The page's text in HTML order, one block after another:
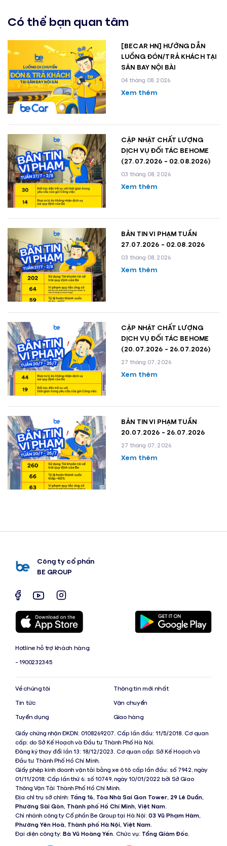
Có thể bạn quan tâm
[BECAR HN] HƯỚNG DẪN
LUỒNG ĐÓN/TRẢ KHÁCH TẠI
SÂN BAY NỘI BÀI
04 tháng 08, 2026
Xem thêm
CẬP NHẬT CHẤT LƯỢNG
DỊCH VỤ ĐỐI TÁC BEHOME
(27.07.2026 - 02.08.2026)
03 tháng 08, 2026
Xem thêm
BẢN TIN VI PHẠM TUẦN
27.07.2026 - 02.08.2026
03 tháng 08, 2026
Xem thêm
CẬP NHẬT CHẤT LƯỢNG
DỊCH VỤ ĐỐI TÁC BEHOME
(20.07.2026 - 26.07.2026)
27 tháng 07, 2026
Xem thêm
BẢN TIN VI PHẠM TUẦN
20.07.2026 - 26.07.2026
27 tháng 07, 2026
Xem thêm
Công ty cổ phần
BE GROUP
Hotline hỗ trợ khách hàng:
- 1900232345
Về chúng tôi
Tin tức
Tuyển dụng
Thông tin mới nhất
Vận chuyển
Giao hàng
Giấy chứng nhận ĐKDN: 0108269207. Cấp lần đầu: 11/5/2018. Cơ quan
cấp: do Sở Kế Hoạch và Đầu tư Thành Phố Hà Nội.
Đăng ký thay đổi lần 13: 18/12/2023. Cơ quan cấp: Sở Kế Hoạch và
Đầu tư Thành Phố Hồ Chí Minh.
Giấy phép kinh doanh vận tải bằng xe ô tô cấp lần đầu: số 7942, ngày
01/11/2018; Cấp lần thứ 6: số 10749, ngày 10/01/2022 bởi Sở Giao
Thông Vận Tải Thành Phố Hồ Chí Minh.
Địa chỉ trụ sở chính: Tầng 16, Tòa Nhà Sai Gon Tower, 29 Lê Duẩn,
Phường Sài Gòn, Thành phố Hồ Chí Minh, Việt Nam
Chi nhánh công ty Cổ phần Be Group tại Hà Nội: 03 Vũ Phạm Hàm,
Phường Yên Hoà, Thành phố Hà Nội, Việt Nam
Đại diện công ty: Bà Vũ Hoàng Yến . Chức vụ: Tổng Giám Đốc